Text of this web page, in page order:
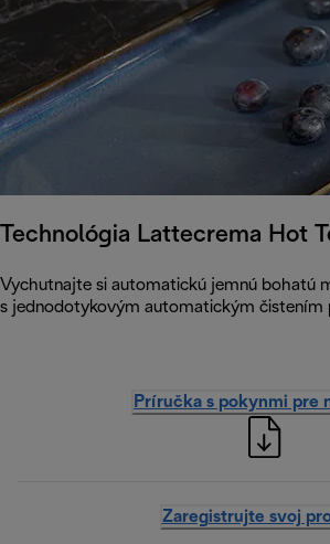
Technológia Lattecrema Hot
Vychutnajte si automatickú jemnú bohatú
s jednodotykovým automatickým čistením
Príručka s pokynmi pre
Zaregistrujte svoj